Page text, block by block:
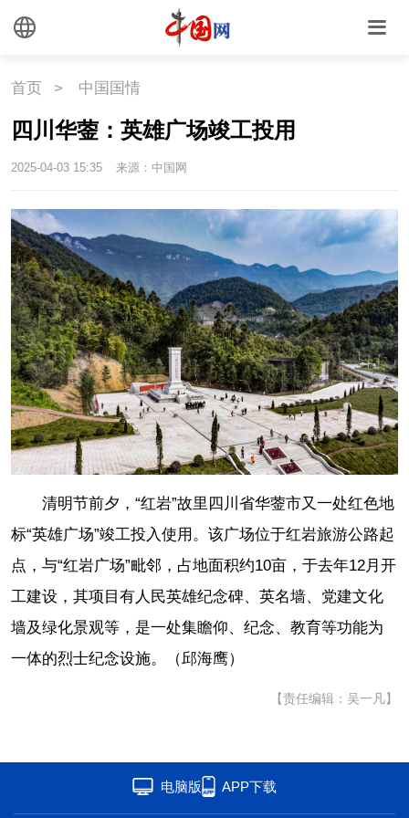
文化
悦读
中国瓷
国情
国情 助残 一带一路
海洋 草原 湾区
联盟 心理 老年
首页 > 中国国情
四川华蓥：英雄广场竣工投用
2025-04-03 15:35 来源：中国网
清明节前夕，“红岩”故里四川省华蓥市又一处红色地
标“英雄广场”竣工投入使用。该广场位于红岩旅游公路起
点，与“红岩广场”毗邻，占地面积约10亩，于去年12月开
工建设，其项目有人民英雄纪念碑、英名墙、党建文化
墙及绿化景观等，是一处集瞻仰、纪念、教育等功能为
一体的烈士纪念设施。（邱海鹰）
【责任编辑：吴一凡】
电脑版 APP下载